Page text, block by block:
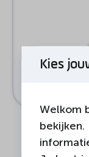
Kies
Welkom